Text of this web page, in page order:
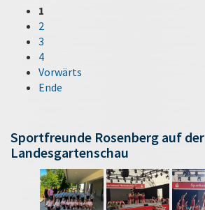
1
2
3
4
Vorwärts
Ende
Sportfreunde Rosenberg auf der
Landesgartenschau